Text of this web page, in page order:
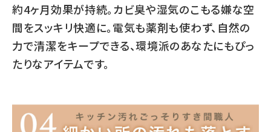
約4ヶ月効果が持続。カビ臭や湿気のこもる嫌な空
間をスッキリ快適に。電気も薬剤も使わず、自然の
力で清潔をキープできる、環境派のあなたにもぴっ
たりなアイテムです。